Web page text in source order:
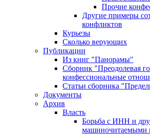
Прочие
Другие примеры
конфликтов
Курьезы
Сколько верующих
Публикации
Из книг "Панорамы"
Сборник "Преодолевая
конфессиональные
Статьи сборника
Документы
Архив
Власть
Борьба с ИНН и
машиночитаемыми